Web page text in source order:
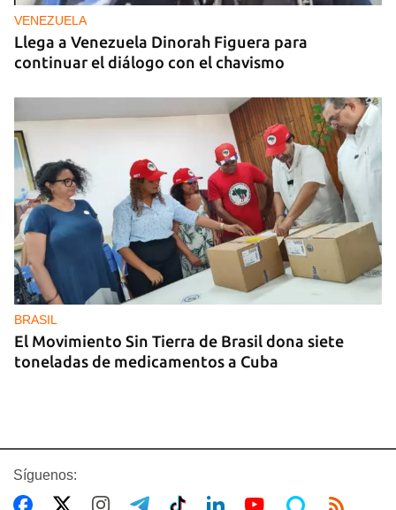
VENEZUELA
Llega a Venezuela Dinorah Figuera para
continuar el diálogo con el chavismo
BRASIL
El Movimiento Sin Tierra de Brasil dona siete
toneladas de medicamentos a Cuba
Síguenos: